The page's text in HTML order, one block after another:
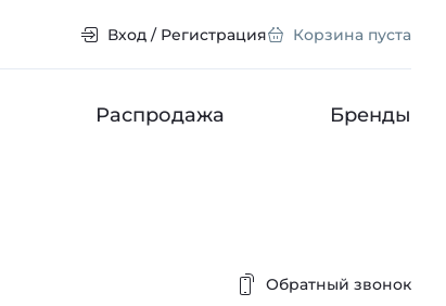
Вход / Регистрация Корзина пуста
Распродажа Бренды
Обратный звонок